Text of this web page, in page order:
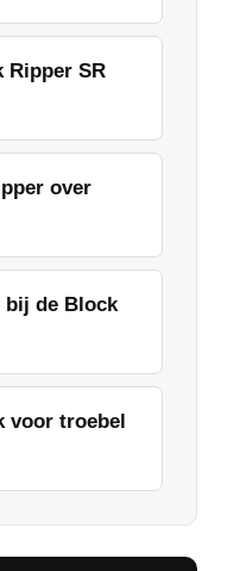
Ripper SR
over
bij de Block
voor troebel